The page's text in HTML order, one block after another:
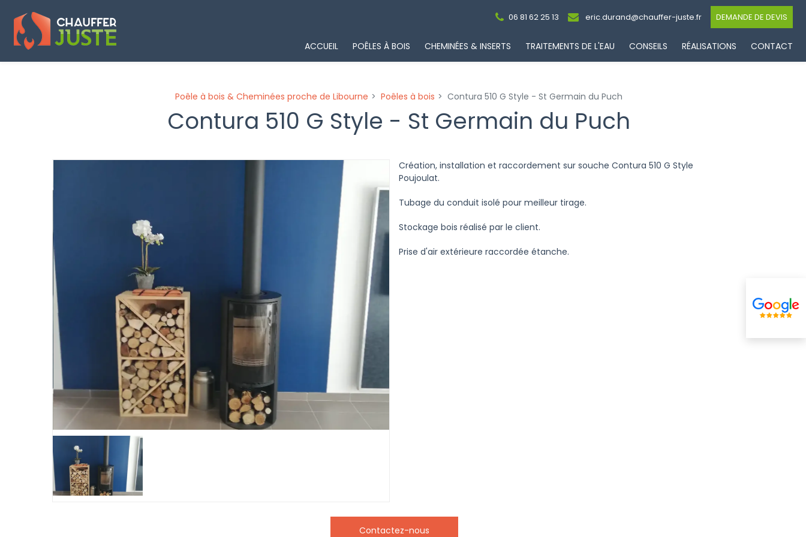
06 81 62 25 13 eric.durand@chauffer-juste.fr DEMANDE DE DEVIS
ACCUEIL POÊLES À BOIS CHEMINÉES & INSERTS TRAITEMENTS DE L'EAU CONSEILS RÉALISATIONS CONTACT
Poêle à bois & Cheminées proche de Libourne Poêles à bois Contura 510 G Style - St Germain du Puch
Contura 510 G Style - St Germain du Puch
Création, installation et raccordement sur souche Contura 510 G Style
Poujoulat.
Tubage du conduit isolé pour meilleur tirage.
Stockage bois réalisé par le client.
Prise d'air extérieure raccordée étanche.
Contactez-nous